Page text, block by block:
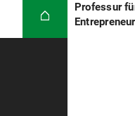
Professur